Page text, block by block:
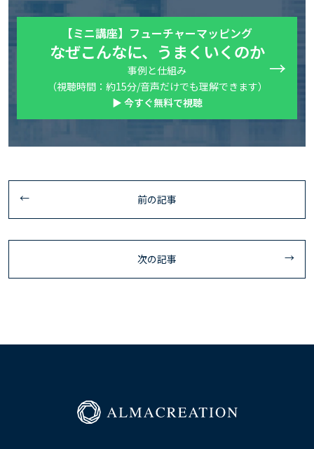
【ミニ講座】フューチャーマッピング
なぜこんなに、うまくいくのか
事例と仕組み
（視聴時間：約15分/音声だけでも理解できます）
▶ 今すぐ無料で視聴
前の記事
次の記事